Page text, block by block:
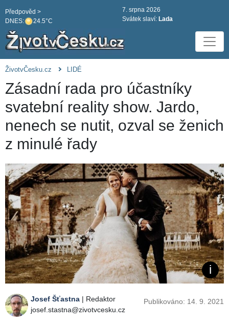
DNES: 24.5°C
Předpověd >
7. srpna 2026
Svátek slaví: Lada
ŽivotvČesku.cz LIDÉ
Zásadní rada pro účastníky
svatební reality show. Jardo,
nenech se nutit, ozval se ženich
z minulé řady
Josef Šťastna | Redaktor
josef.stastna@zivotvcesku.cz
Publikováno: 14. 9. 2021